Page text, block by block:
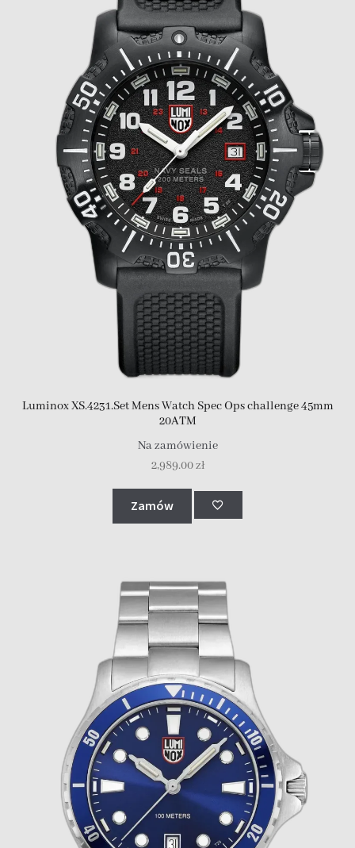
Luminox XS.4231.Set Mens Watch Spec Ops challenge 45mm
20ATM
Na zamówienie
2,989.00zł
Zamów